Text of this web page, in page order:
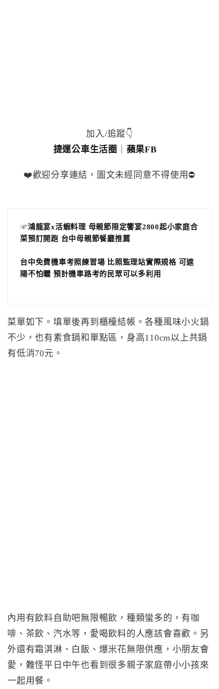
加入/追蹤👇
捷運公車生活圈
蘋果FB
❤️歡迎分享連結，圖文未經同意不得使用⛔️
☞鴻龍宴x活蝦料理 母親節限定饗宴2800起小家庭合
菜預訂開跑 台中母親節餐廳推薦
台中免費機車考照練習場 比照監理站實際規格 可遮
陽不怕曬 預計機車路考的民眾可以多利用
菜單如下。填單後再到櫃檯結帳。各種風味小火鍋
不少，也有素食鍋和單點區，身高110cm以上共鍋
有低消70元。
內用有飲料自助吧無限暢飲，種類蠻多的，有咖
啡、茶飲、汽水等，愛喝飲料的人應該會喜歡。另
外還有霜淇淋、白飯、爆米花無限供應，小朋友會
愛，難怪平日中午也看到很多親子家庭帶小小孩來
一起用餐。